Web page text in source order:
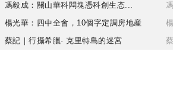
馮毅成：關山華科闆塊憑科創生态...
楊光華：四中全會，10個字定調房地産
蔡記｜行攝希臘· 克里特島的迷宮